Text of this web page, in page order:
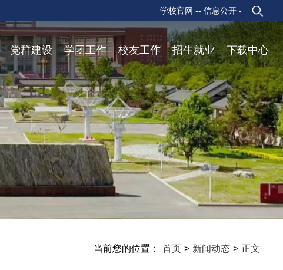
- 信息公开 -
学校官网 -
党群建设 学团工作 校友工作 招生就业 下载中心
当前您的位置： 首页 > 新闻动态 > 正文